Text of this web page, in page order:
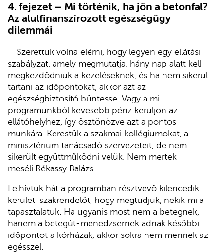
4. fejezet – Mi történik, ha jön a betonfal?
Az alulfinanszírozott egészségügy
dilemmái
– Szerettük volna elérni, hogy legyen egy ellátási
szabályzat, amely megmutatja, hány nap alatt kell
megkezdődniük a kezeléseknek, és ha nem sikerül
tartani az időpontokat, akkor azt az
egészségbiztosító büntesse. Vagy a mi
programunkból kevesebb pénz kerüljön az
ellátóhelyhez, így ösztönözve azt a pontos
munkára. Kerestük a szakmai kollégiumokat, a
minisztérium tanácsadó szervezeteit, de nem
sikerült együttműködni velük. Nem mertek –
meséli Rékassy Balázs.
Felhívtuk hát a programban résztvevő kilencedik
kerületi szakrendelőt, hogy megtudjuk, nekik mi a
tapasztalatuk. Ha ugyanis most nem a betegnek,
hanem a betegút-menedzsernek adnak későbbi
időpontot a kórházak, akkor sokra nem mennek az
egésszel.